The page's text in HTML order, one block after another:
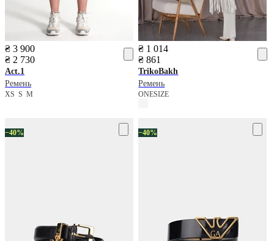
₴ 3 900
₴ 2 730
Act.1
Ремень
XS S M
₴ 1 014
₴ 861
TrikoBakh
Ремень
ONESIZE
−40% −40%